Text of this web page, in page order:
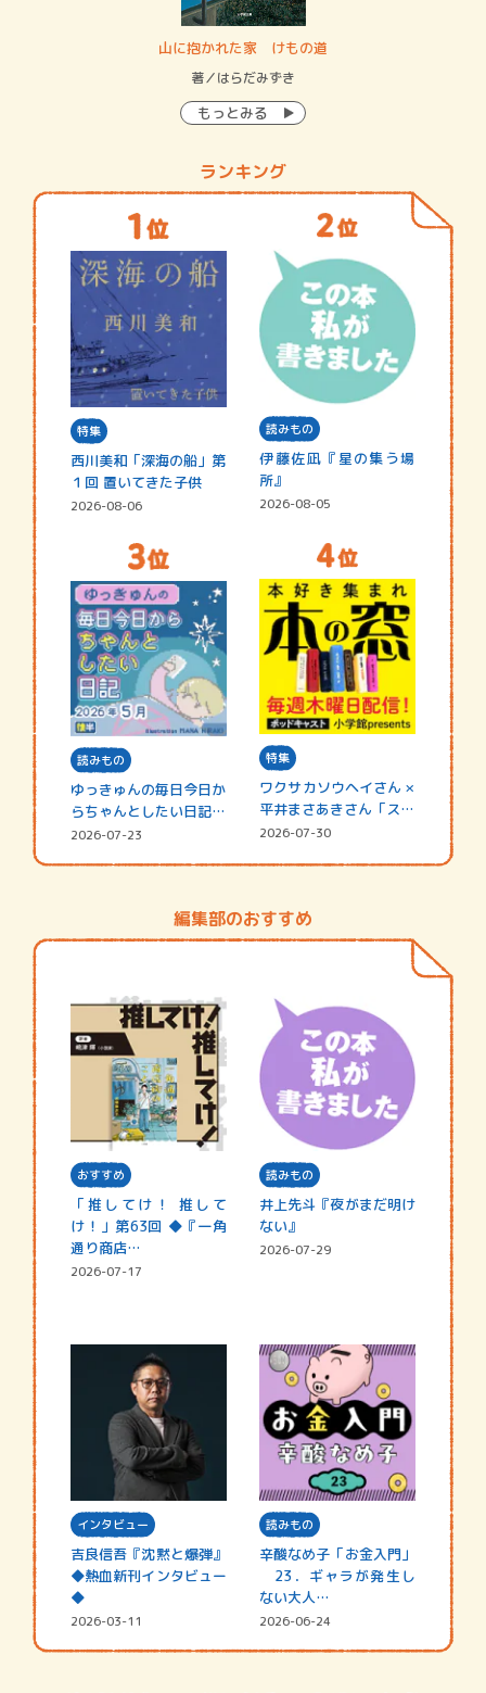
山に抱かれた家 けもの道
著／はらだみずき
もっとみる
ランキング
特集
西川美和「深海の船」第
１回 置いてきた子供
2026-08-06
読みもの
伊藤佐凪『星の集う場
所』
2026-08-05
読みもの
ゆっきゅんの毎日今日か
らちゃんとしたい日記
☆202…
2026-07-23
特集
ワクサカソウヘイさん ×
平井まさあきさん「スペ
シャ…
2026-07-30
編集部のおすすめ
おすすめ
「推してけ！ 推して
け！」第63回 ◆『一角
通り商店…
2026-07-17
読みもの
井上先斗『夜がまだ明け
ない』
2026-07-29
インタビュー
吉良信吾『沈黙と爆弾』
◆熱血新刊インタビュー
◆
2026-03-11
読みもの
辛酸なめ子「お金入門」
23．ギャラが発生し
ない大人…
2026-06-24